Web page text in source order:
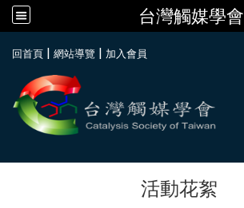
台灣觸媒學會
回首頁 | 網站導覽 | 加入會員
活動花絮